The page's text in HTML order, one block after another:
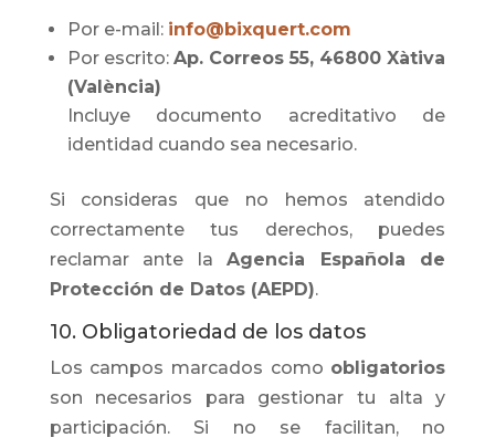
Por e-mail: info@bixquert.com
Por escrito: Ap. Correos 55, 46800 Xàtiva
(València)
Incluye documento acreditativo de
identidad cuando sea necesario.
Si consideras que no hemos atendido
correctamente tus derechos, puedes
reclamar ante laAgencia Española de
Protección de Datos (AEPD).
10. Obligatoriedad de los datos
Los campos marcados como obligatorios
son necesarios para gestionar tu alta y
participación. Si no se facilitan, no